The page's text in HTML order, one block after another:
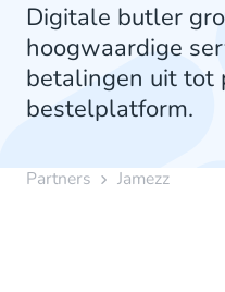
Digitale butler
hoogwaardige
betalingen uit tot
bestelplatform.
Partners Jamezz